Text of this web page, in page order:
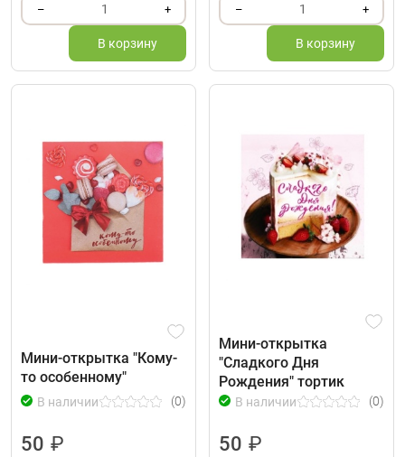
– 1 +
В корзину
– 1 +
В корзину
Мини-открытка "Кому-
то особенному"
В наличии (0)
50 ₽
Мини-открытка
"Сладкого Дня
Рождения" тортик
В наличии (0)
50 ₽